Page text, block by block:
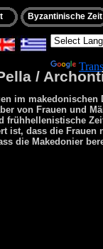
Byzantinische Zeit
/
im
von Frauen und
ist, dass die
die Makedonier